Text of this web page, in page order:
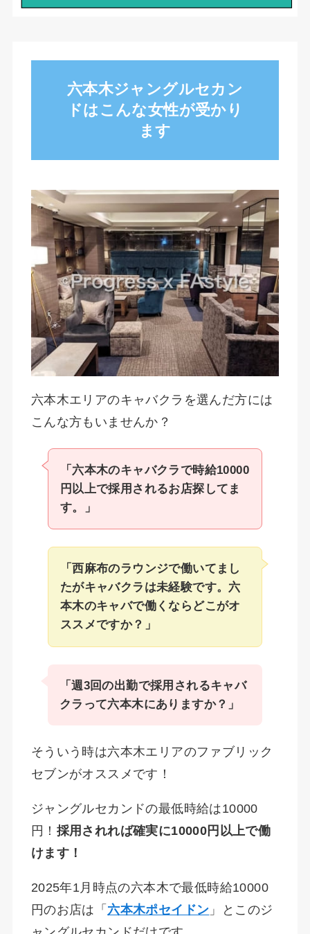
六本木ジャングルセカン
ドはこんな女性が受かり
ます
六本木エリアのキャバクラを選んだ方には
こんな方もいませんか？
「六本木のキャバクラで時給10000
円以上で採用されるお店探してま
す。」
「西麻布のラウンジで働いてまし
たがキャバクラは未経験です。六
本木のキャバで働くならどこがオ
ススメですか？」
「週3回の出勤で採用されるキャバ
クラって六本木にありますか？」
そういう時は六本木エリアのファブリック
セブンがオススメです！
ジャングルセカンドの最低時給は10000
円！ 採用されれば確実に10000円以上で働
けます！
2025年1月時点の六本木で最低時給10000
円のお店は「 六本木ポセイドン 」とこのジ